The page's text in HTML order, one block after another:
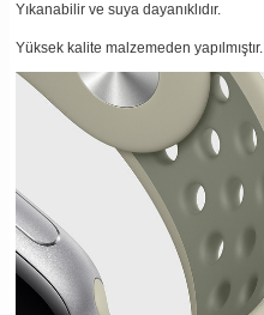
Yıkanabilir ve suya dayanıklıdır.
Yüksek kalite malzemeden yapılmıştır.